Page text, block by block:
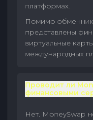
платформах.
Помимо
представлены
виртуальные
международных
Проводит ли
финансовыми
Нет. MoneySwap